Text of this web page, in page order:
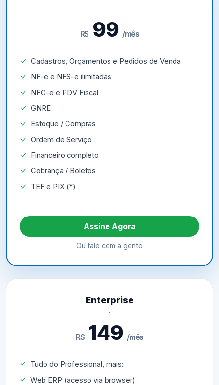
R$ 99 /mês
Cadastros, Orçamentos e Pedidos de Venda
NF-e e NFS-e ilimitadas
NFC-e e PDV Fiscal
GNRE
Estoque / Compras
Ordem de Serviço
Financeiro completo
Cobrança / Boletos
TEF e PIX (*)
Assine Agora
Ou fale com a gente
Enterprise
R$149 /mês
Tudo do Professional, mais:
Web ERP (acesso via browser)